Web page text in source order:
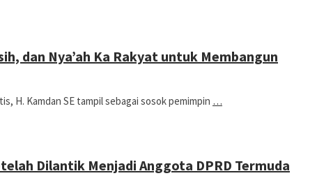
dan Nya’ah Ka Rakyat untuk Membangun
H. Kamdan SE tampil sebagai sosok pemimpin …
Dilantik Menjadi Anggota DPRD Termuda